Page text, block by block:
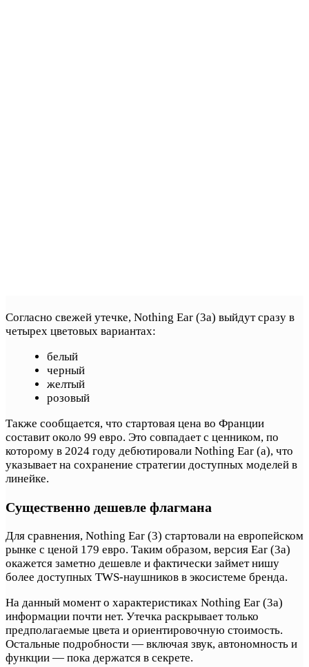
Согласно свежей утечке, Nothing Ear (3a) выйдут сразу в
четырех цветовых вариантах:
белый
черный
желтый
розовый
Также сообщается, что стартовая цена во Франции
составит около 99 евро. Это совпадает с ценником, по
которому в 2024 году дебютировали Nothing Ear (a), что
указывает на сохранение стратегии доступных моделей в
линейке.
Существенно дешевле флагмана
Для сравнения, Nothing Ear (3) стартовали на европейском
рынке с ценой 179 евро. Таким образом, версия Ear (3a)
окажется заметно дешевле и фактически займет нишу
более доступных TWS-наушников в экосистеме бренда.
На данный момент о характеристиках Nothing Ear (3a)
информации почти нет. Утечка раскрывает только
предполагаемые цвета и ориентировочную стоимость.
Остальные подробности — включая звук, автономность и
функции — пока держатся в секрете.